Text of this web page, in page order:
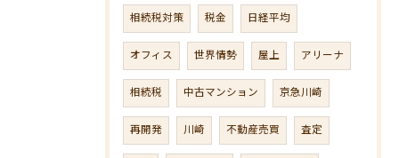
相続税対策 税金 日経平均
オフィス 世界情勢 屋上 アリーナ
相続税 中古マンション 京急川崎
再開発 川崎 不動産売買 査定